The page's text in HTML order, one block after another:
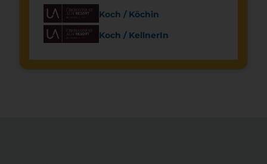
Koch / Köchin
Koch / KellnerIn